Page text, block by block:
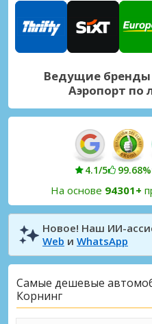
Ведущие бренды
Аэропорт
4.1/5 99.68%
На основе 94301+
Новое! Наш ИИ-
Web и WhatsApp
Самые дешевые
Корнинг